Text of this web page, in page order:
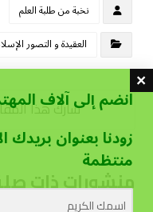
نخبة من طلبة العلم
العقيدة و التصور
منشورات ذات
انضم إلى آلاف
زودنا بعنوان
منتظمة